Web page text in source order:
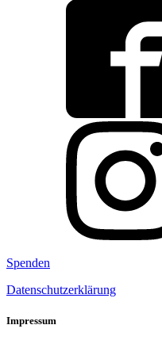
Spenden
Datenschutzerklärung
Impressum